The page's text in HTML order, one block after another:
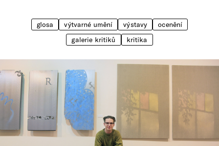
Pro děti glosa výtvarné umění výstavy
ocenění
galerie kritiků
kritika